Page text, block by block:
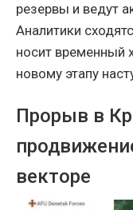
резервы и ведут
Аналитики
носит временный
новому этапу
Прорыв в
векторе